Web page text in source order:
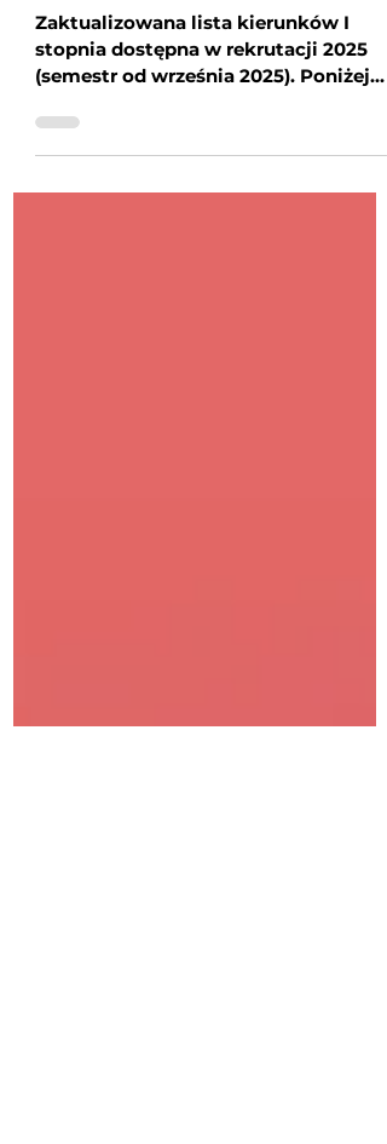
11 lut 2025
Kierunki 2025
stopnia dostępna w rekrutacji 2025
(semestr od września 2025). Poniżej
przedstawiamy listę kierunków I...